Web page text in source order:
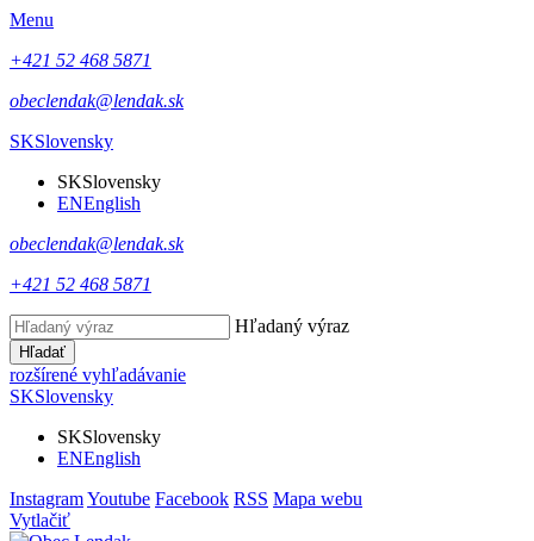
Menu
+421 52 468 5871
obeclendak@lendak.sk
SKSlovensky
SKSlovensky
ENEnglish
obeclendak@lendak.sk
+421 52 468 5871
Hľadaný výraz
Hľadať
rozšírené vyhľadávanie
SKSlovensky
SKSlovensky
ENEnglish
InstagramYoutube Facebook RSS Mapa webu
Vytlačiť